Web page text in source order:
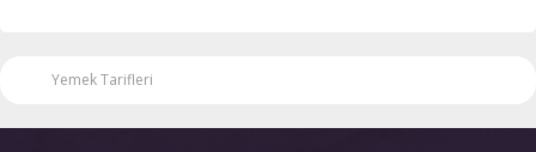
Yemek Tarifleri